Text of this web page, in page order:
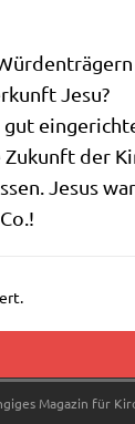
Jesu?
gut
der
Jesus
Magazin für